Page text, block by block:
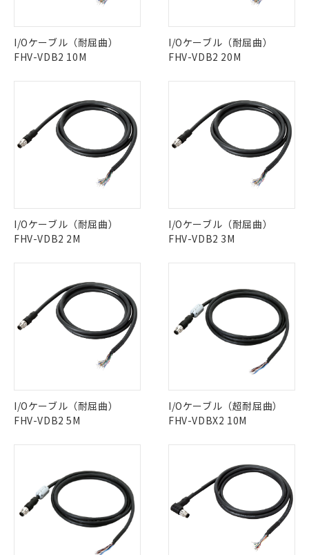
この製品のRoHS/REACH対応状況ページへ
I/Oケーブル（耐屈曲）
FHV-VDB2 10M
I/Oケーブル（耐屈曲）
FHV-VDB2 20M
I/Oケーブル（耐屈曲）
FHV-VDB2 2M
I/Oケーブル（耐屈曲）
FHV-VDB2 3M
I/Oケーブル（耐屈曲）
FHV-VDB2 5M
I/Oケーブル（超耐屈曲）
FHV-VDBX2 10M